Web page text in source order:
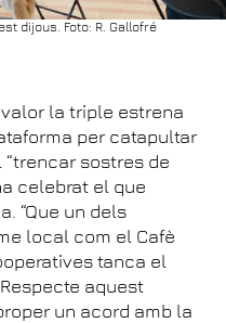
dijous. Foto: R. Gallofré
la triple estrena
per catapultar
“trencar sostres de
celebrat el que
“Que un dels
local com el Cafè
tanca el
aquest
un acord amb la